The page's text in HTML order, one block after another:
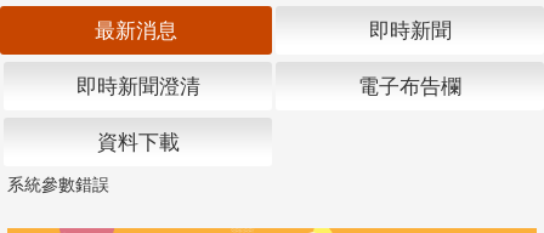
最新消息 即時新聞
即時新聞澄清 電子布告欄
資料下載
系統參數錯誤